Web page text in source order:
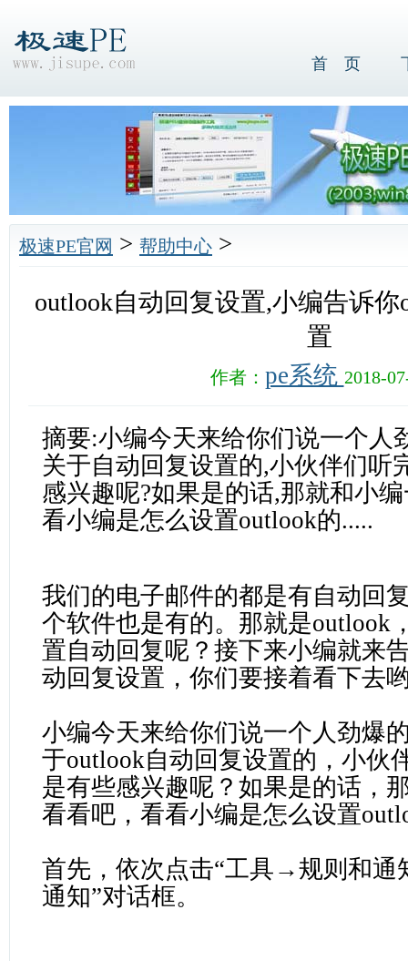
首 页
极速PE官网 > 帮助中心 >
outlook自动回复设置,小编告诉
置
作者： pe系统 2018-
摘要:小编今天来给你们说一个人
关于自动回复设置的,小伙伴们听
感兴趣呢?如果是的话,那就和小
看小编是怎么设置outlook的.....
我们的电子邮件的都是有自动回
个软件也是有的。那就是outlook
置自动回复呢？接下来小编就来
动回复设置，你们要接着看下去
小编今天来给你们说一个人劲爆
于outlook自动回复设置的，小伙
是有些感兴趣呢？如果是的话，
看看吧，看看小编是怎么设置
首先，依次点击“工具→规则和通
通知”对话框。